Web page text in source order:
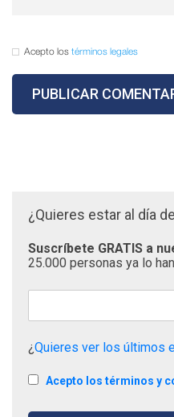
Acepto los términos legales
¿Quieres estar al día
Suscríbete GRATIS a
25.000 personas ya lo
¿Quieres ver los últimos
Acepto los términos y